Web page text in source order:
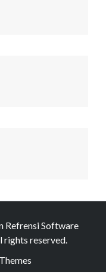
Refrensi Software
rights reserved.